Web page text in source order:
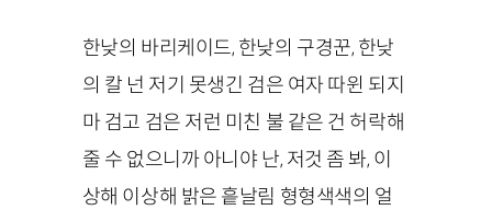
한낮의 바리케이드, 한낮의 구경꾼, 한낮
의 칼 넌 저기 못생긴 검은 여자 따윈 되지
마 검고 검은 저런 미친 불 같은 건 허락해
줄 수 없으니까 아니야 난, 저것 좀 봐, 이
상해 이상해 밝은 흩날림 형형색색의 얼